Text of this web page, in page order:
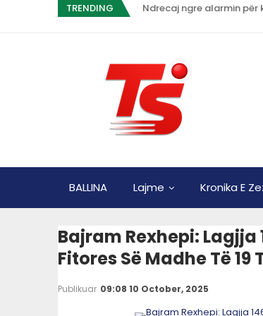
TRENDING Ndrecaj ngre alarmin
BALLINA Lajme Kronika E
Bajram Rexhepi: Lagjja
Fitores Së Madhe Të 19
Publikuar 09:08 10 October, 2025